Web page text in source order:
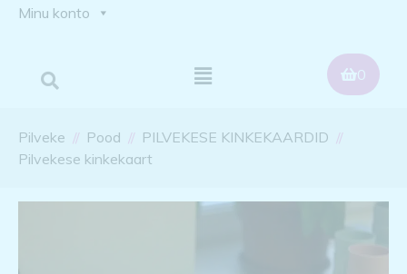
Minu konto
0
Pilveke Pood
PILVEKESE KINKEKAARDID
Pilvekese kinkekaart